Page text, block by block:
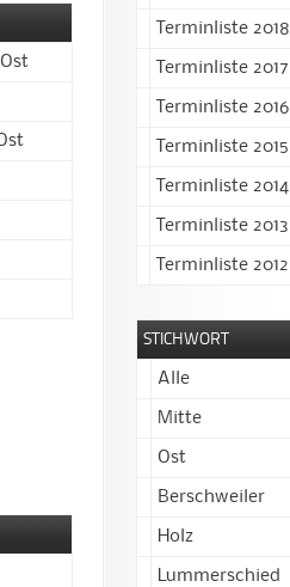
Terminliste 2018
Terminliste 2017
Terminliste 2016
Terminliste 2015
Terminliste 2014
Terminliste 2013
Terminliste 2012
STICHWORT
Alle
Mitte
Ost
Berschweiler
Holz
Lummerschied